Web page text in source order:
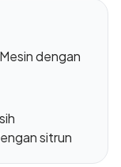
dengan
sitrun